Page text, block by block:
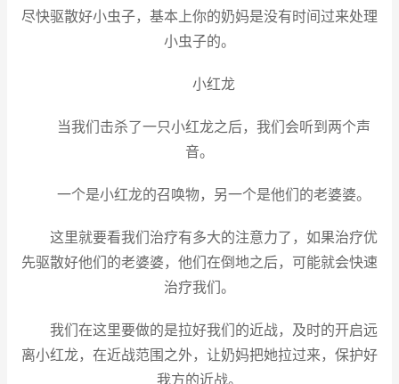
尽快驱散好小虫子，基本上你的奶妈是没有时间过来处理
小虫子的。
小红龙
当我们击杀了一只小红龙之后，我们会听到两个声
音。
一个是小红龙的召唤物，另一个是他们的老婆婆。
这里就要看我们治疗有多大的注意力了，如果治疗优
先驱散好他们的老婆婆，他们在倒地之后，可能就会快速
治疗我们。
我们在这里要做的是拉好我们的近战，及时的开启远
离小红龙，在近战范围之外，让奶妈把她拉过来，保护好
我方的近战。